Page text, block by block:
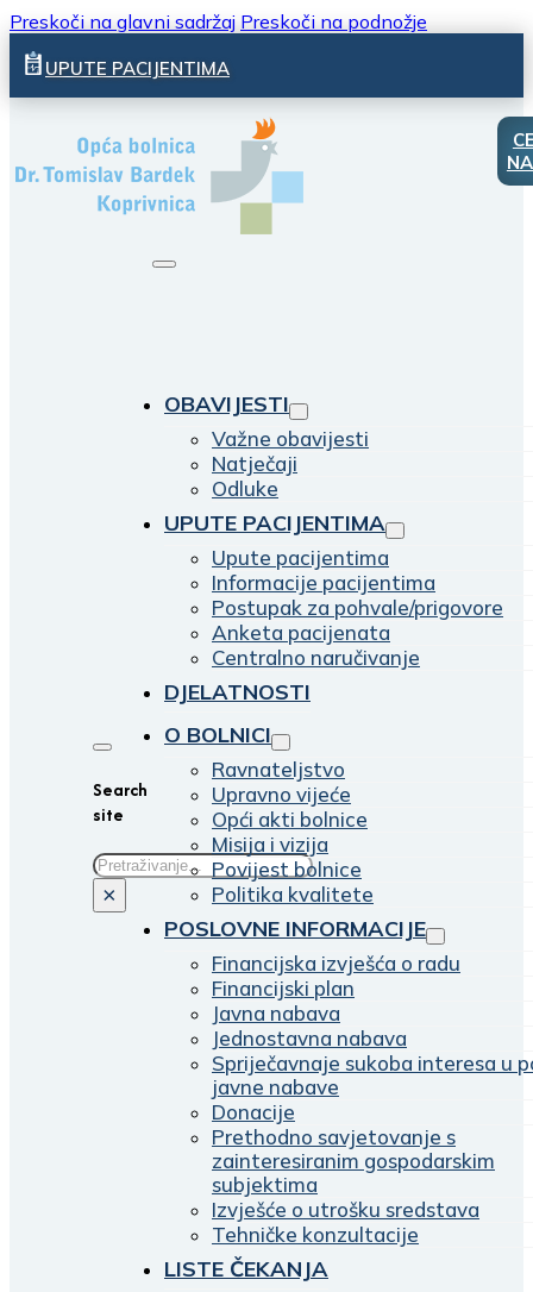
Preskoči na glavni sadržaj Preskoči na podnožje
UPUTE PACIJENTIMA
Search
site
Traži
×
OBAVIJESTI
Važne obavijesti
Natječaji
Odluke
UPUTE PACIJENTIMA
Upute pacijentima
Informacije pacijentima
Postupak za pohvale/prigovore
Anketa pacijenata
Centralno naručivanje
DJELATNOSTI
O BOLNICI
Ravnateljstvo
Upravno vijeće
Opći akti bolnice
Misija i vizija
Povijest bolnice
Politika kvalitete
POSLOVNE INFORMACIJE
Financijska izvješća o radu
Financijski plan
Javna nabava
Jednostavna nabava
Spriječavnaje sukoba interesa u
javne nabave
Donacije
Prethodno savjetovanje s
zainteresiranim gospodarskim
subjektima
Izvješće o utrošku sredstava
Tehničke konzultacije
LISTE ČEKANJA